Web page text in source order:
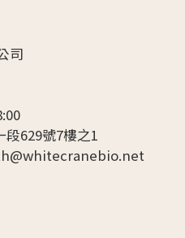
司
629號7樓之1